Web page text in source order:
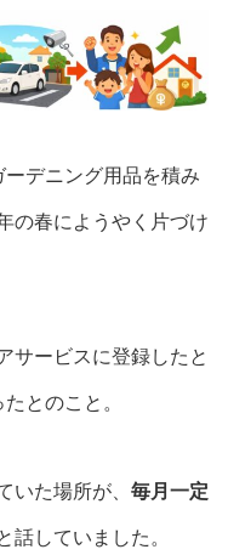
デニング用品を積み
の春にようやく片づけ
サービスに登録したと
とのこと。
いた場所が、 毎月一定
話していました。